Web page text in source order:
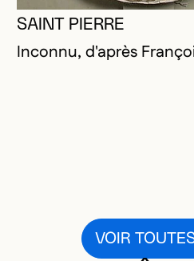
SAINT PIERRE
Inconnu, d'après
VOIR